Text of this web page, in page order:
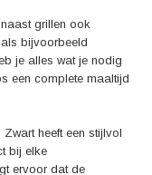
gerechten jouw
momenten met
grillen ook
bijvoorbeeld
je alles wat je nodig
een complete maaltijd
heeft een stijlvol
bij elke
ervoor dat de